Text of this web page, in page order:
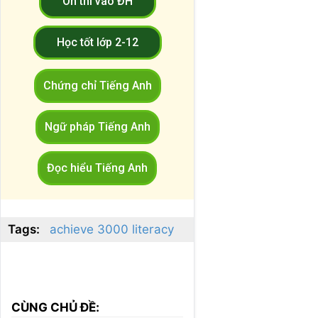
Học tốt lớp 2-12
Chứng chỉ Tiếng Anh
Ngữ pháp Tiếng Anh
Đọc hiểu Tiếng Anh
Tags: achieve 3000 literacy
CÙNG CHỦ ĐỀ: